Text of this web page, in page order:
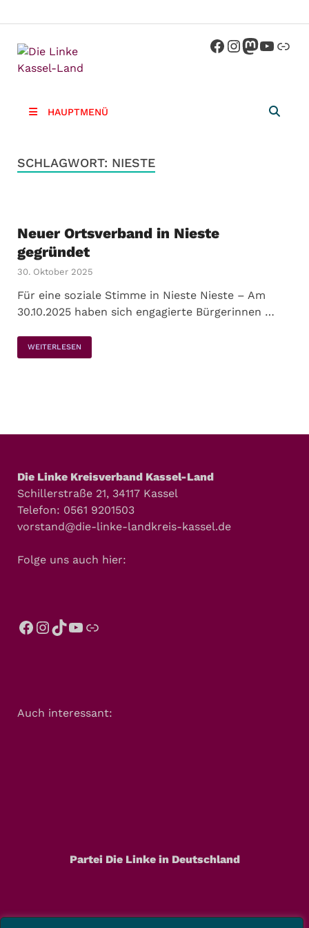
HAUPTMENÜ
SCHLAGWORT: NIESTE
Neuer Ortsverband in Nieste
gegründet
30. Oktober 2025
Für eine soziale Stimme in Nieste Nieste – Am
30.10.2025 haben sich engagierte Bürgerinnen …
WEITERLESEN
Die Linke Kreisverband Kassel-Land
Schillerstraße 21, 34117 Kassel
Telefon: 0561 9201503
vorstand@die-linke-landkreis-kassel.de
Folge uns auch hier:
Auch interessant:
Partei Die Linke in Deutschland